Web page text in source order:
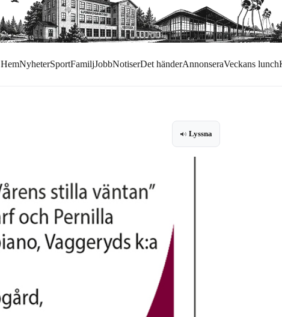
HemNyheterSportFamiljJobbNotiserDet händerAnnonseraVeckans lunch
Lyssna